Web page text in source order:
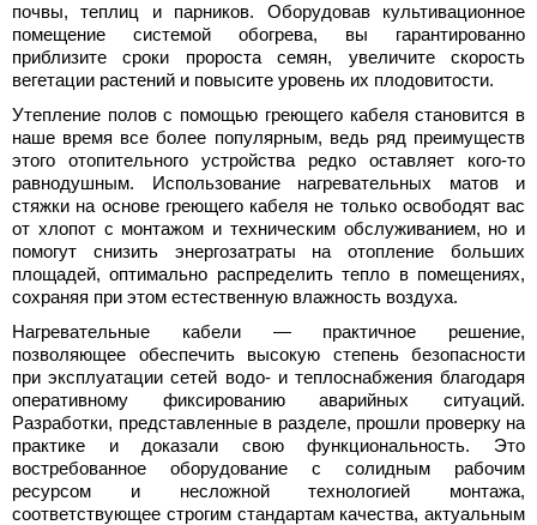
почвы, теплиц и парников. Оборудовав культивационное
помещение системой обогрева, вы гарантированно
приблизите сроки пророста семян, увеличите скорость
вегетации растений и повысите уровень их плодовитости.
Утепление полов с помощью греющего кабеля становится в
наше время все более популярным, ведь ряд преимуществ
этого отопительного устройства редко оставляет кого-то
равнодушным. Использование нагревательных матов и
стяжки на основе греющего кабеля не только освободят вас
от хлопот с монтажом и техническим обслуживанием, но и
помогут снизить энергозатраты на отопление больших
площадей, оптимально распределить тепло в помещениях,
сохраняя при этом естественную влажность воздуха.
Нагревательные кабели — практичное решение,
позволяющее обеспечить высокую степень безопасности
при эксплуатации сетей водо- и теплоснабжения благодаря
оперативному фиксированию аварийных ситуаций.
Разработки, представленные в разделе, прошли проверку на
практике и доказали свою функциональность. Это
востребованное оборудование с солидным рабочим
ресурсом и несложной технологией монтажа,
соответствующее строгим стандартам качества, актуальным